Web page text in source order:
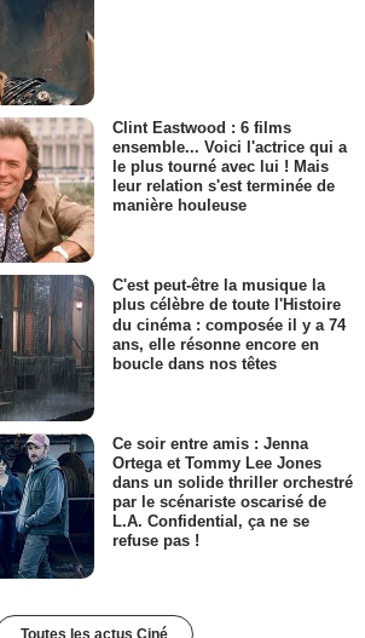
Clint Eastwood : 6 films
ensemble... Voici l'actrice qui a
le plus tourné avec lui ! Mais
leur relation s'est terminée de
manière houleuse
C'est peut-être la musique la
plus célèbre de toute l'Histoire
du cinéma : composée il y a 74
ans, elle résonne encore en
boucle dans nos têtes
Ce soir entre amis : Jenna
Ortega et Tommy Lee Jones
dans un solide thriller orchestré
par le scénariste oscarisé de
L.A. Confidential, ça ne se
refuse pas !
Toutes les actus Ciné